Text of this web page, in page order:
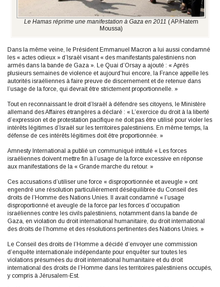
Le Hamas réprime une manifestation à Gaza en 2011 ( AP/Hatem
Moussa)
Dans la même veine, le Président Emmanuel Macron a lui aussi condamné
les « actes odieux » d’Israël visant « des manifestants palestiniens non
armés dans la bande de Gaza ». Le Quai d’Orsay a ajouté : « Après
plusieurs semaines de violence et aujourd’hui encore, la France appelle les
autorités israéliennes à faire preuve de discernement et de retenue dans
l’usage de la force, qui devrait être strictement proportionnelle. »
Tout en reconnaissant le droit d’Israël à défendre ses citoyens, le Ministère
allemand des Affaires étrangères a déclaré : « L’exercice du droit à la liberté
d’expression et de protestation pacifique ne doit pas être utilisé pour violer les
intérêts légitimes d’Israël sur les territoires palestiniens. En même temps, la
défense de ces intérêts légitimes doit être proportionnée. »
Amnesty International a publié un communiqué intitulé « Les forces
israéliennes doivent mettre fin à l’usage de la force excessive en réponse
aux manifestations de la « Grande marche du retour. »
Ces accusations d’utiliser une force « disproportionnée et aveugle » ont
engendré une résolution particulièrement déséquilibrée du Conseil des
droits de l’Homme des Nations Unies. Il avait condamné « l’usage
disproportionné et aveugle de la force par les forces d’occupation
israéliennes contre les civils palestiniens, notamment dans la bande de
Gaza, en violation du droit international humanitaire, du droit international
des droits de l’homme et des résolutions pertinentes des Nations Unies. »
Le Conseil des droits de l’Homme a décidé d’envoyer une commission
d’enquête internationale indépendante pour enquêter sur toutes les
violations présumées du droit international humanitaire et du droit
international des droits de l’Homme dans les territoires palestiniens occupés,
y compris à Jérusalem-Est.